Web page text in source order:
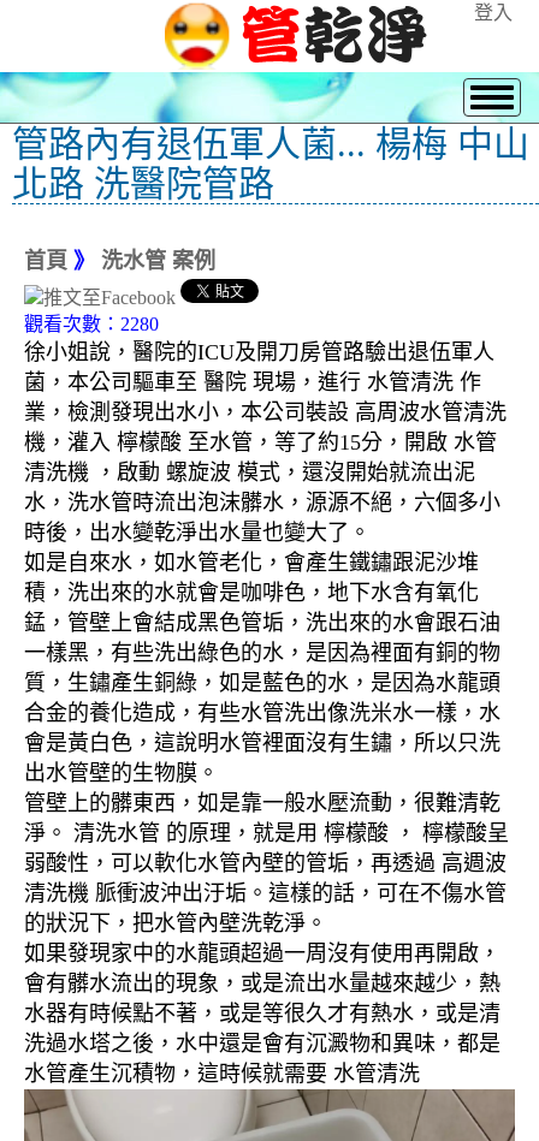
登入
管路內有退伍軍人菌... 楊梅 中山
北路 洗醫院管路
首頁 》 洗水管 案例
觀看次數：2280
徐小姐說，醫院的ICU及開刀房管路驗出退伍軍人
菌，本公司驅車至 醫院 現場，進行 水管清洗 作
業，檢測發現出水小，本公司裝設 高周波水管清洗
機，灌入 檸檬酸 至水管，等了約15分，開啟 水管
清洗機 ，啟動 螺旋波 模式，還沒開始就流出泥
水，洗水管時流出泡沫髒水，源源不絕，六個多小
時後，出水變乾淨出水量也變大了。
如是自來水，如水管老化，會產生鐵鏽跟泥沙堆
積，洗出來的水就會是咖啡色，地下水含有氧化
錳，管壁上會結成黑色管垢，洗出來的水會跟石油
一樣黑，有些洗出綠色的水，是因為裡面有銅的物
質，生鏽產生銅綠，如是藍色的水，是因為水龍頭
合金的養化造成，有些水管洗出像洗米水一樣，水
會是黃白色，這說明水管裡面沒有生鏽，所以只洗
出水管壁的生物膜。
管壁上的髒東西，如是靠一般水壓流動，很難清乾
淨。 清洗水管 的原理，就是用 檸檬酸 ， 檸檬酸呈
弱酸性，可以軟化水管內壁的管垢，再透過 高週波
清洗機 脈衝波沖出汙垢。這樣的話，可在不傷水管
的狀況下，把水管內壁洗乾淨。
如果發現家中的水龍頭超過一周沒有使用再開啟，
會有髒水流出的現象，或是流出水量越來越少，熱
水器有時候點不著，或是等很久才有熱水，或是清
洗過水塔之後，水中還是會有沉澱物和異味，都是
水管產生沉積物，這時候就需要 水管清洗